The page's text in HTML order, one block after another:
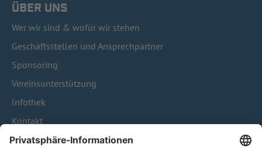
ÜBER UNS
Wer wir sind & wofür wir stehen
Geschäftsstellen und Ansprechpartner
Sponsoring
Vereinsunterstützung
Infothek
Kontakt